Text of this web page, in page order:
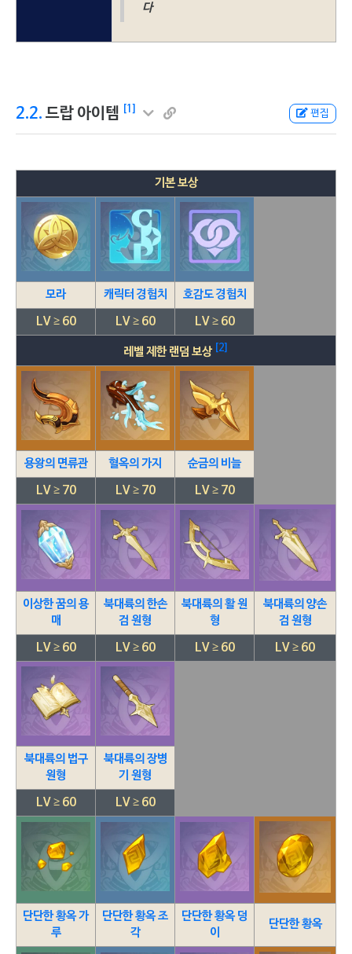
다
2.2. 드랍 아이템 [1] 편집
기본 보상
모라 캐릭터 경험치 호감도 경험치
LV ≥ 60 LV ≥ 60 LV ≥ 60
레벨 제한 랜덤 보상 [2]
용왕의 면류관 혈옥의 가지 순금의 비늘
LV ≥ 70 LV ≥ 70 LV ≥ 70
이상한 꿈의 용
매
북대륙의 한손
검 원형
북대륙의 활 원
형
북대륙의 양손
검 원형
LV ≥ 60 LV ≥ 60 LV ≥ 60 LV ≥ 60
북대륙의 법구
원형
북대륙의 장병
기 원형
LV ≥ 60 LV ≥ 60
단단한 황옥 가
루
단단한 황옥 조
각
단단한 황옥 덩
이
단단한 황옥